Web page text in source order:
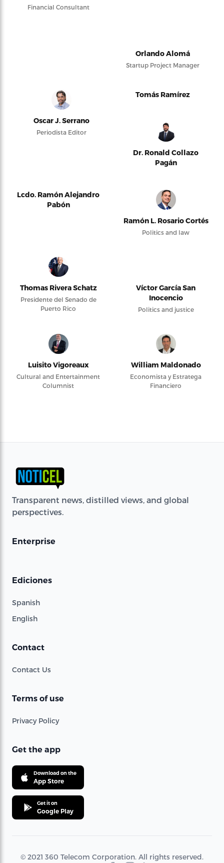
Financial Consultant
Orlando Alomá
Startup Project Manager
Oscar J. Serrano
Periodista Editor
Tomás Ramírez
Dr. Ronald Collazo
Pagán
Lcdo. Ramón Alejandro
Pabón
Ramón L. Rosario Cortés
Politics and law
Thomas Rivera Schatz
Presidente del Senado de
Puerto Rico
Víctor García San
Inocencio
Politics and justice
Luisito Vigoreaux
Cultural and Entertainment
Columnist
William Maldonado
Economista y Estratega
Financiero
Transparent news, distilled views, and global
perspectives.
Enterprise
Ediciones
Spanish
English
Contact
Contact Us
Terms of use
Privacy Policy
Get the app
Download on the
App Store
Get it on
Google Play
© 2021 360 Telecom Corporation. All rights reserved.